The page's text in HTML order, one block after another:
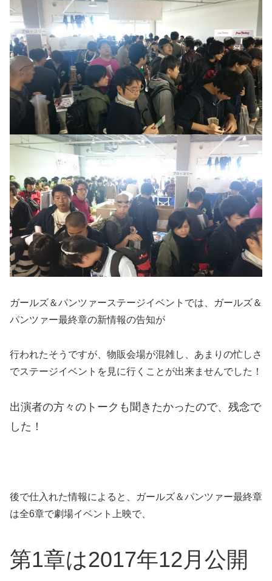
ガールズ＆パンツァーステージイベントでは、ガールズ＆
パンツァー最終章の新情報の告知が
行われたそうですが、物販会場が混雑し、あまりの忙しさ
でステージイベントを見に行くことが出来ませんでした！
出演者の方々のトークも聞きたかったので、残念で
した！
後で仕入れた情報によると、ガールズ＆パンツァー最終章
は全6章で劇場イベント上映で、
第1章は2017年12月公開